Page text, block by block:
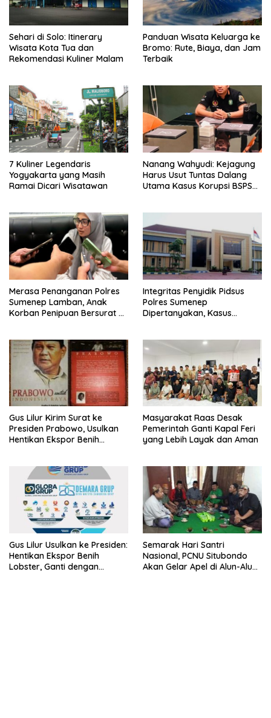
Sehari di Solo: Itinerary
Wisata Kota Tua dan
Rekomendasi Kuliner Malam
Panduan Wisata Keluarga ke
Bromo: Rute, Biaya, dan Jam
Terbaik
7 Kuliner Legendaris
Yogyakarta yang Masih
Ramai Dicari Wisatawan
Nanang Wahyudi: Kejagung
Harus Usut Tuntas Dalang
Utama Kasus Korupsi BSPS
Merasa Penanganan Polres
Sumenep Lamban, Anak
Korban Penipuan Bersurat ke
Integritas Penyidik Pidsus
Polres Sumenep
Dipertanyakan, Kasus
Kepastian
Gus Lilur Kirim Surat ke
Presiden Prabowo, Usulkan
Hentikan Ekspor Benih
Masyarakat Raas Desak
Pemerintah Ganti Kapal Feri
yang Lebih Layak dan Aman
Gus Lilur Usulkan ke Presiden:
Hentikan Ekspor Benih
Lobster, Ganti dengan
Semarak Hari Santri
Nasional, PCNU Situbondo
Akan Gelar Apel di Alun-Alun